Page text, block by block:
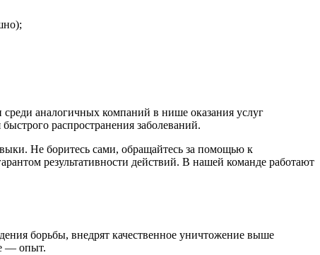
аналогичных компаний в нише оказания услуг
распространения заболеваний.
Не боритесь сами, обращайтесь за помощью к
результативности действий. В нашей команде работают
борьбы, внедрят качественное уничтожение выше
— опыт.